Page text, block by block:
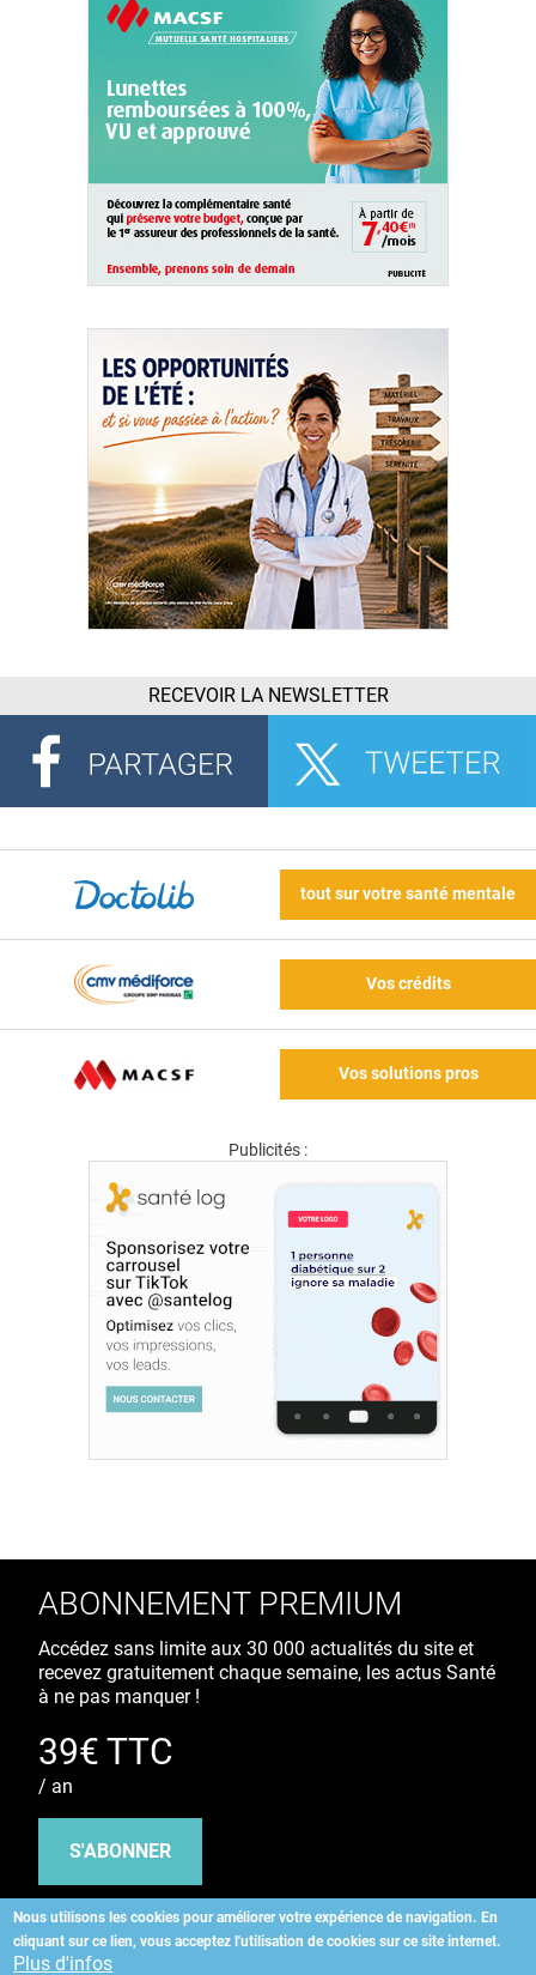
RECEVOIR LA NEWSLETTER
tout sur votre santé mentale
Vos crédits
Vos solutions pros
Publicités :
Nous utilisons les cookies pour améliorer votre expérience de navigation. En
cliquant sur ce lien, vous acceptez l'utilisation de cookies sur ce site internet.
Plus d'infos
ABONNEMENT PREMIUM
Accédez sans limite aux 30 000 actualités du site et
recevez gratuitement chaque semaine, les actus Santé
à ne pas manquer !
39€ TTC
/ an
S'ABONNER
Copyright©2026 ALLIEDHEALTH